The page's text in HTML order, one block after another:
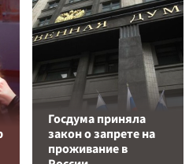
Госдума приняла
закон о запрете на
проживание в